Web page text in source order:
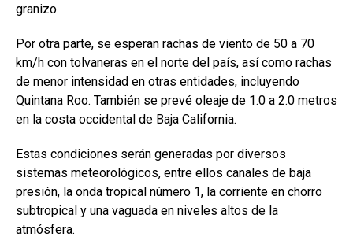
granizo.
Por otra parte, se esperan rachas de viento de 50 a 70
km/h con tolvaneras en el norte del país, así como rachas
de menor intensidad en otras entidades, incluyendo
Quintana Roo. También se prevé oleaje de 1.0 a 2.0 metros
en la costa occidental de Baja California.
Estas condiciones serán generadas por diversos
sistemas meteorológicos, entre ellos canales de baja
presión, la onda tropical número 1, la corriente en chorro
subtropical y una vaguada en niveles altos de la
atmósfera.